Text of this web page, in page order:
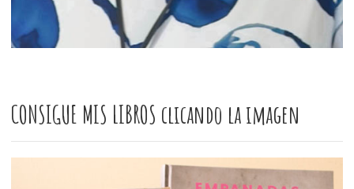
CONSIGUE MIS LIBROS clicando la imagen